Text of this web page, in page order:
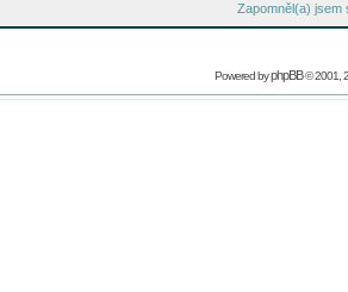
Zapomněl(a) jsem
Powered byphpBB© 2001,